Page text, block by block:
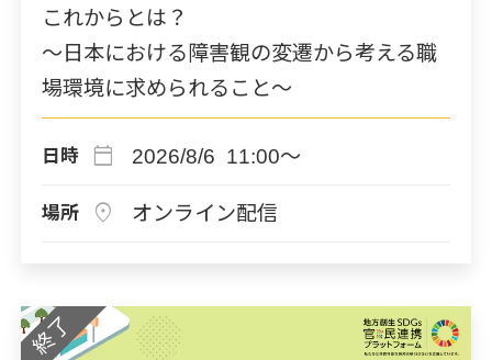
これからとは？
～日本における障害観の変遷から考える職
場環境に求められること～
日時 calendar_today 2026/8/6 11:00～
場所 location_on オンライン配信
終了